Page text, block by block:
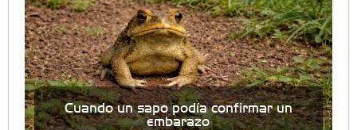
Cuando un sapo podía confirmar un
embarazo